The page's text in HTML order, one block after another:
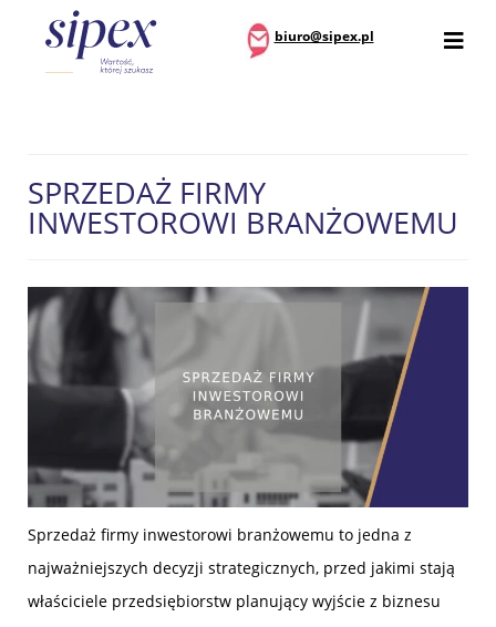
biuro@sipex.pl
SPRZEDAŻ FIRMY
INWESTOROWI BRANŻOWEMU
Sprzedaż firmy inwestorowi branżowemu to jedna z
najważniejszych decyzji strategicznych, przed jakimi stają
właściciele przedsiębiorstw planujący wyjście z biznesu